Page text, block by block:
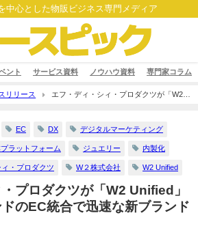
中心とした物販ビジネス専門メディア
ント サービス資料 ノウハウ資料 専門家コラム
リリース
エフ・ディ・シィ・プロダクツが「W2
EC DX デジタルマーケティング
プラットフォーム ジュエリー 内製化
・プロダクツ W２株式会社 W2 Unified
プロダクツが「W2 Unified」
のEC統合で迅速な新ブランド